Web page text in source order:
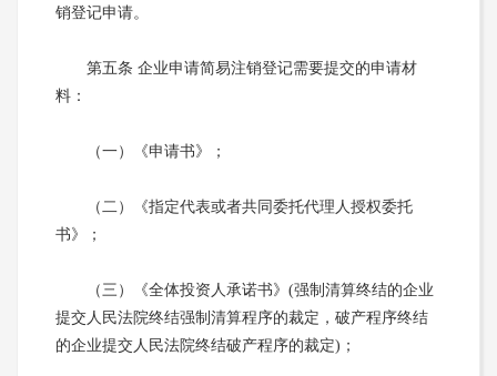
销登记申请。
第五条 企业申请简易注销登记需要提交的申请材
料：
（一）《申请书》；
（二）《指定代表或者共同委托代理人授权委托
书》；
（三）《全体投资人承诺书》(强制清算终结的企业
提交人民法院终结强制清算程序的裁定，破产程序终结
的企业提交人民法院终结破产程序的裁定)；